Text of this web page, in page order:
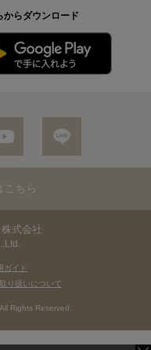
からダウンロード
こちら
式会社
ガイド
り扱いについて
Rights Reserved.